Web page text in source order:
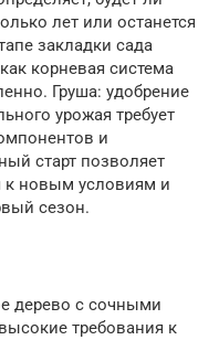
лет или останется
закладки сада
корневая система
Груша: удобрение
урожая требует
и
старт позволяет
к новым условиям и
сезон.
дерево с сочными
требования к